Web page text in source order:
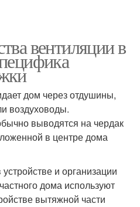
вентиляции в
дом через отдушины,
воздуховоды.
выводятся на чердак
в центре дома
и организации
дома используют
вытяжной части